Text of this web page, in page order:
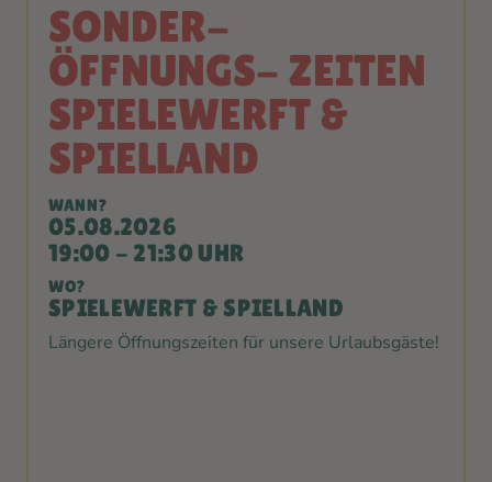
SONDER-
ÖFFNUNGS- ZEITEN
SPIELEWERFT &
SPIELLAND
WANN?
05.08.2026
19:00 - 21:30 UHR
WO?
SPIELEWERFT & SPIELLAND
Längere Öffnungszeiten für unsere Urlaubsgäste!